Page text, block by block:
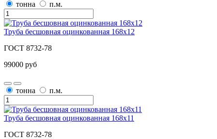
тонна п.м.
Труба бесшовная оцинкованная 168х12
ГОСТ 8732-78
99000 руб
тонна п.м.
Труба бесшовная оцинкованная 168х11
ГОСТ 8732-78